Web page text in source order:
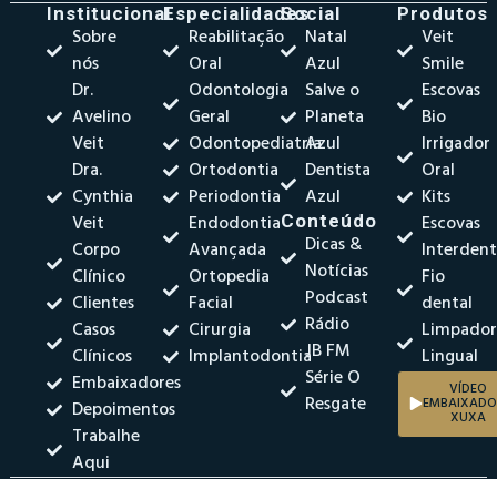
Institucional
Sobre
nós
Dr.
Avelino
Veit
Dra.
Cynthia
Veit
Corpo
Clínico
Clientes
Casos
Clínicos
Embaixadores
Depoimentos
Trabalhe
Aqui
Especialidades
Reabilitação
Oral
Odontologia
Geral
Odontopediatria
Ortodontia
Periodontia
Endodontia
Avançada
Ortopedia
Facial
Cirurgia
Implantodontia
Social
Natal
Azul
Salve o
Planeta
Azul
Dentista
Azul
Conteúdo
Dicas &
Notícias
Podcast
Rádio
JB FM
Série O
Resgate
Produtos
Veit
Smile
Escovas
Bio
Irrigador
Oral
Kits
Escovas
Fio
dental
Limpador
Lingual
VÍDEO
XUXA